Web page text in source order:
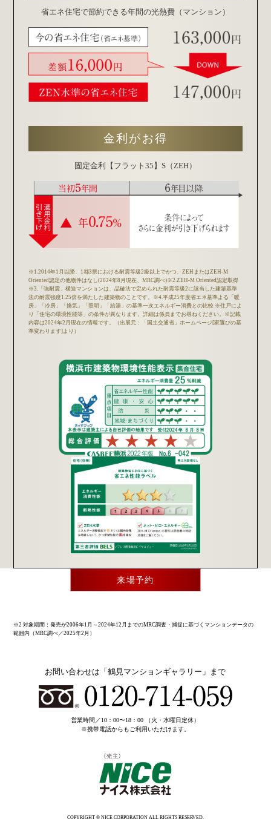
省エネ住宅で節約できる年間の光熱費（マンション）
金利がお得
固定金利【フラット35】S（ZEH）
※1.2014年1月以降、1都3県における耐震等級2級以上でかつ、ZEHまたはZEH-M
Oriented認定の他物件はなし(2024年8月現在、MRC調べ)※2.ZEH-M Oriented認定取得
※3.「強耐震」構造マンションは、品確法で定められた耐震等級2に該当した建築基準
法の耐震強度1.25倍を満たした建築物のことです。※4.平成25年度省エネ基準よる「暖
房」「冷房」「換気」「照明」「給湯」の基準一次エネルギー消費との比較 ※住戸によ
り「住宅の環境性能等」の条件が異なります。詳細は係員までお尋ねください。※記載
内容は2024年2月現在の情報です。（出展元：「国土交通省」ホームページ[家選びの基
準変わります]より）
来場予約
※2 対象期間：発売が2006年1月～2024年12月までのMRC調査・捕捉に基づくマンションデータの
範囲内（MRC調べ／2025年2月）
お問い合わせは 「鶴見マンションギャラリー」まで
営業時間／10：00〜18：00 （火・水曜日定休）
※携帯電話からもご利用いただけます。
COPYRIGHT © NICE CORPORATION ALL RIGHTS RESERVED.